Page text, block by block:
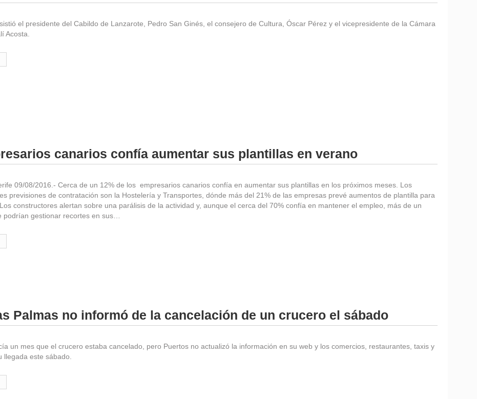
el presidente del Cabildo de Lanzarote, Pedro San Ginés, el consejero de Cultura, Óscar Pérez y el vicepresidente de la Cámara
Acosta.
canarios confía aumentar sus plantillas en verano
09/08/2016.- Cerca de un 12% de los empresarios canarios confía en aumentar sus plantillas en los próximos meses. Los
previsiones de contratación son la Hostelería y Transportes, dónde más del 21% de las empresas prevé aumentos de plantilla para
constructores alertan sobre una parálisis de la actividad y, aunque el cerca del 70% confía en mantener el empleo, más de un
podrían gestionar recortes en sus…
Palmas no informó de la cancelación de un crucero el sábado
un mes que el crucero estaba cancelado, pero Puertos no actualizó la información en su web y los comercios, restaurantes, taxis y
este sábado.